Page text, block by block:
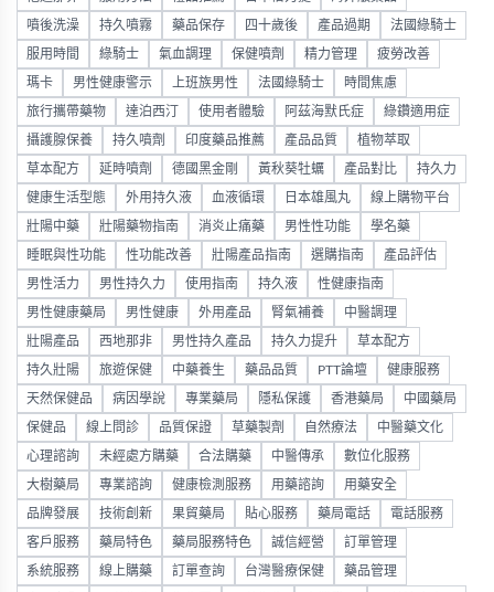
噴後洗澡 持久噴霧 藥品保存 四十歲後 產品過期 法國綠騎士
服用時間 綠騎士 氣血調理 保健噴劑 精力管理 疲勞改善
瑪卡 男性健康警示 上班族男性 法國綠騎士 時間焦慮
旅行攜帶藥物 達泊西汀 使用者體驗 阿茲海默氏症 綠鑽適用症
攝護腺保養 持久噴劑 印度藥品推薦 產品品質 植物萃取
草本配方 延時噴劑 德國黑金剛 黃秋葵牡蠣 產品對比 持久力
健康生活型態 外用持久液 血液循環 日本雄風丸 線上購物平台
壯陽中藥 壯陽藥物指南 消炎止痛藥 男性性功能 學名藥
睡眠與性功能 性功能改善 壯陽產品指南 選購指南 產品評估
男性活力 男性持久力 使用指南 持久液 性健康指南
男性健康藥局 男性健康 外用產品 腎氣補養 中醫調理
壯陽產品 西地那非 男性持久產品 持久力提升 草本配方
持久壯陽 旅遊保健 中藥養生 藥品品質 PTT論壇 健康服務
天然保健品 病因學說 專業藥局 隱私保護 香港藥局 中國藥局
保健品 線上問診 品質保證 草藥製劑 自然療法 中醫藥文化
心理諮詢 未經處方購藥 合法購藥 中醫傳承 數位化服務
大樹藥局 專業諮詢 健康檢測服務 用藥諮詢 用藥安全
品牌發展 技術創新 果貿藥局 貼心服務 藥局電話 電話服務
客戶服務 藥局特色 藥局服務特色 誠信經營 訂單管理
系統服務 線上購藥 訂單查詢 台灣醫療保健 藥品管理